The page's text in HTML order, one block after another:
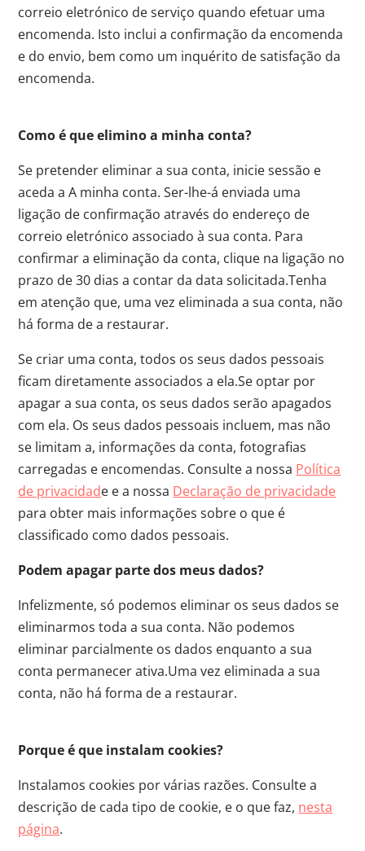
correio eletrónico de serviço quando efetuar uma
encomenda. Isto inclui a confirmação da encomenda
e do envio, bem como um inquérito de satisfação da
encomenda.
Como é que elimino a minha conta?
Se pretender eliminar a sua conta, inicie sessão e
aceda a A minha conta. Ser-lhe-á enviada uma
ligação de confirmação através do endereço de
correio eletrónico associado à sua conta. Para
confirmar a eliminação da conta, clique na ligação no
prazo de 30 dias a contar da data solicitada.Tenha
em atenção que, uma vez eliminada a sua conta, não
há forma de a restaurar.
Se criar uma conta, todos os seus dados pessoais
ficam diretamente associados a ela.Se optar por
apagar a sua conta, os seus dados serão apagados
com ela. Os seus dados pessoais incluem, mas não
se limitam a, informações da conta, fotografias
carregadas e encomendas. Consulte a nossa Política
de privacidade e a nossa Declaração de privacidade
para obter mais informações sobre o que é
classificado como dados pessoais.
Podem apagar parte dos meus dados?
Infelizmente, só podemos eliminar os seus dados se
eliminarmos toda a sua conta. Não podemos
eliminar parcialmente os dados enquanto a sua
conta permanecer ativa.Uma vez eliminada a sua
conta, não há forma de a restaurar.
Porque é que instalam cookies?
Instalamos cookies por várias razões. Consulte a
descrição de cada tipo de cookie, e o que faz, nesta
página.